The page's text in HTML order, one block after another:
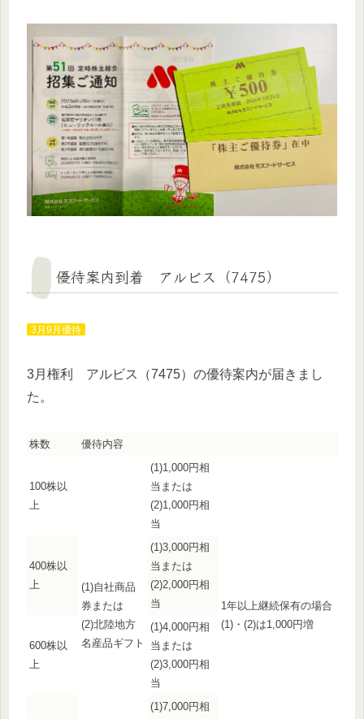
優待案内到着 アルビス（7475）
3月9月優待
3月権利 アルビス（7475）の優待案内が届きまし
た。
株数 優待内容
100株以
上
(1)自社商品
券または
(2)北陸地方
名産品ギフト
(1)1,000円相
当または
(2)1,000円相
当
1年以上継続保有の場合
(1)・(2)は1,000円増
400株以
上
(1)3,000円相
当または
(2)2,000円相
当
600株以
上
(1)4,000円相
当または
(2)3,000円相
当
(1)7,000円相